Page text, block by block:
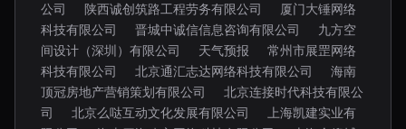
公司
陕西诚创筑路工程劳务有限公司
厦门大锤网络
科技有限公司
晋城中诚信信息咨询有限公司
九方空
间设计（深圳）有限公司
天气预报
常州市展罡网络
科技有限公司
北京通汇志达网络科技有限公司
海南
顶冠房地产营销策划有限公司
北京连接时代科技有限公
司
北京么哒互动文化发展有限公司
上海凯建实业有